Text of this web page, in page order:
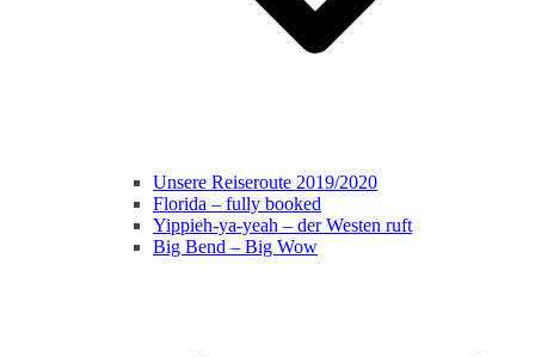
Unsere Reiseroute 2019/2020
Florida – fully booked
Yippieh-ya-yeah – der Westen ruft
Big Bend – Big Wow